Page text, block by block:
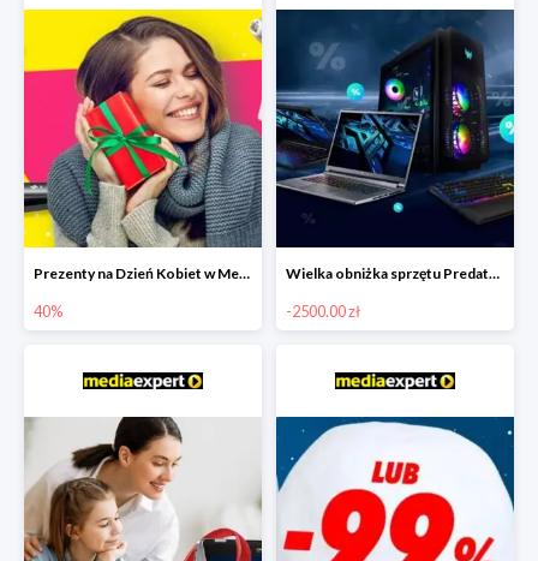
Prezenty na Dzień Kobiet w Media Expert do -40%
40%
Wielka obniżka sprzętu Predator w Media Expert - rabaty do -2500zł
-2500.00 zł